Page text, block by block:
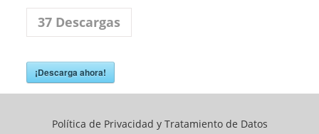
37Descargas
¡Descarga ahora!
Política de Privacidad y Tratamiento de Datos